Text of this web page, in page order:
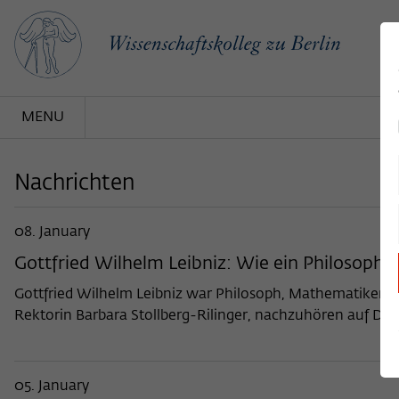
MENU
Nachrichten
08. January
Gottfried Wilhelm Leibniz: Wie ein Philosoph
Gottfried Wilhelm Leibniz war Philosoph, Mathematiker
Rektorin Barbara Stollberg-Rilinger, nachzuhören auf
05. January